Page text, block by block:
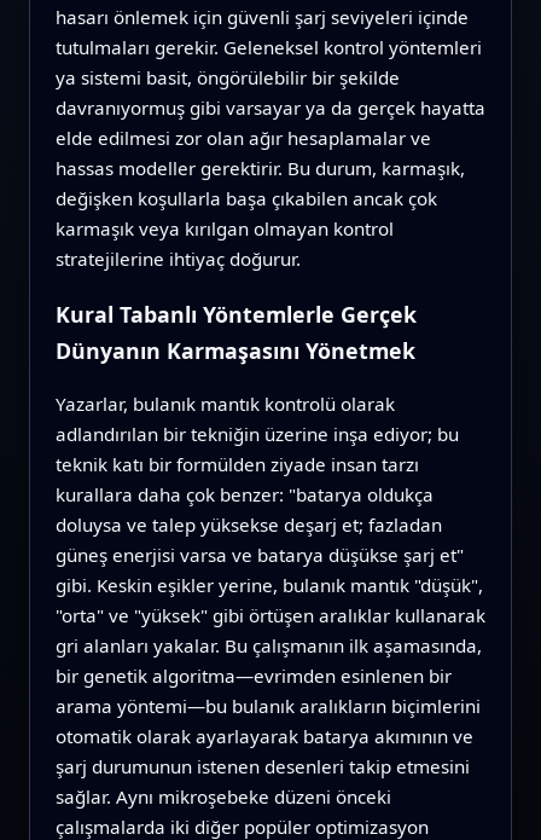
hasarı önlemek için güvenli şarj seviyeleri içinde
tutulmaları gerekir. Geleneksel kontrol yöntemleri
ya sistemi basit, öngörülebilir bir şekilde
davranıyormuş gibi varsayar ya da gerçek hayatta
elde edilmesi zor olan ağır hesaplamalar ve
hassas modeller gerektirir. Bu durum, karmaşık,
değişken koşullarla başa çıkabilen ancak çok
karmaşık veya kırılgan olmayan kontrol
stratejilerine ihtiyaç doğurur.
Kural Tabanlı Yöntemlerle Gerçek
Dünyanın Karmaşasını Yönetmek
Yazarlar, bulanık mantık kontrolü olarak
adlandırılan bir tekniğin üzerine inşa ediyor; bu
teknik katı bir formülden ziyade insan tarzı
kurallara daha çok benzer: "batarya oldukça
doluysa ve talep yüksekse deşarj et; fazladan
güneş enerjisi varsa ve batarya düşükse şarj et"
gibi. Keskin eşikler yerine, bulanık mantık "düşük",
"orta" ve "yüksek" gibi örtüşen aralıklar kullanarak
gri alanları yakalar. Bu çalışmanın ilk aşamasında,
bir genetik algoritma—evrimden esinlenen bir
arama yöntemi—bu bulanık aralıkların biçimlerini
otomatik olarak ayarlayarak batarya akımının ve
şarj durumunun istenen desenleri takip etmesini
sağlar. Aynı mikroşebeke düzeni önceki
çalışmalarda iki diğer popüler optimizasyon